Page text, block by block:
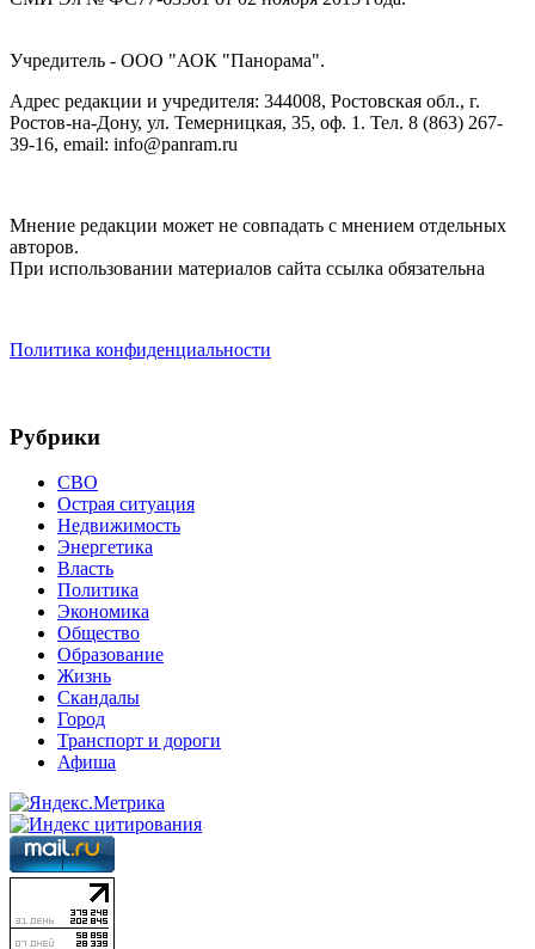
Учредитель - ООО "АОК "Панорама".
Адрес редакции и учредителя: 344008, Ростовская обл., г.
Ростов-на-Дону, ул. Темерницкая, 35, оф. 1. Тел. 8 (863) 267-
39-16, email: info@panram.ru
Мнение редакции может не совпадать с мнением отдельных
авторов.
При использовании материалов сайта ссылка обязательна
Политика конфиденциальности
Рубрики
СВО
Острая ситуация
Недвижимость
Энергетика
Власть
Политика
Экономика
Общество
Образование
Жизнь
Скандалы
Город
Транспорт и дороги
Афиша